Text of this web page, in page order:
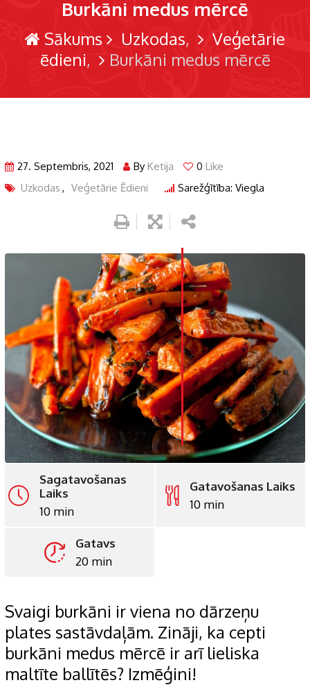
Burkāni medus mērcē
Sākums Uzkodas
Veģetārie
ēdieni
Burkāni medus mērcē
27. Septembris, 2021 By Ketija 0 Like
Uzkodas , Veģetārie Ēdieni Sarežģītība: Viegla
LinkedIn
Whatsapp
Pinterest
Print
Sagatavošanas
Laiks
10 min
Gatavošanas Laiks
10 min
Gatavs
20 min
Svaigi burkāni ir viena no dārzeņu
plates sastāvdaļām. Zināji, ka cepti
burkāni medus mērcē ir arī lieliska
maltīte ballītēs? Izmēģini!